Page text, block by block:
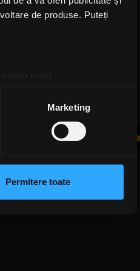
de produse. Puteți
metri
la
secțiunea cu detalii
cu privire la modul în
urma folosirii serviciilor
Marketing
Permitere toate